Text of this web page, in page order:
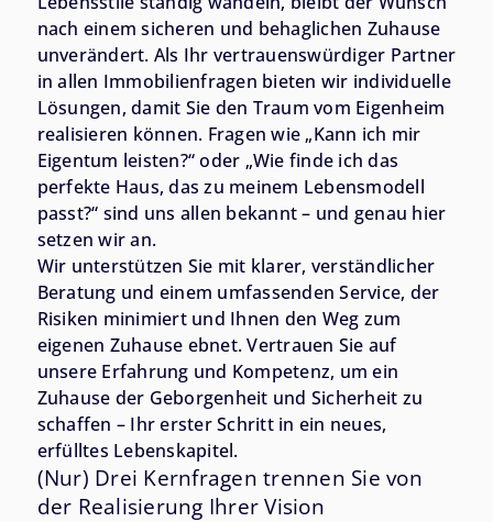
nach einem sicheren und behaglichen Zuhause
unverändert. Als Ihr vertrauenswürdiger Partner
in allen Immobilienfragen bieten wir individuelle
Lösungen, damit Sie den Traum vom Eigenheim
realisieren können. Fragen wie „Kann ich mir
Eigentum leisten?“ oder „Wie finde ich das
perfekte Haus, das zu meinem Lebensmodell
passt?“ sind uns allen bekannt – und genau hier
setzen wir an.
Wir unterstützen Sie mit klarer, verständlicher
Beratung und einem umfassenden Service, der
Risiken minimiert und Ihnen den Weg zum
eigenen Zuhause ebnet. Vertrauen Sie auf
unsere Erfahrung und Kompetenz, um ein
Zuhause der Geborgenheit und Sicherheit zu
schaffen – Ihr erster Schritt in ein neues,
erfülltes Lebenskapitel.
(Nur) Drei Kernfragen trennen Sie von
der Realisierung Ihrer Vision